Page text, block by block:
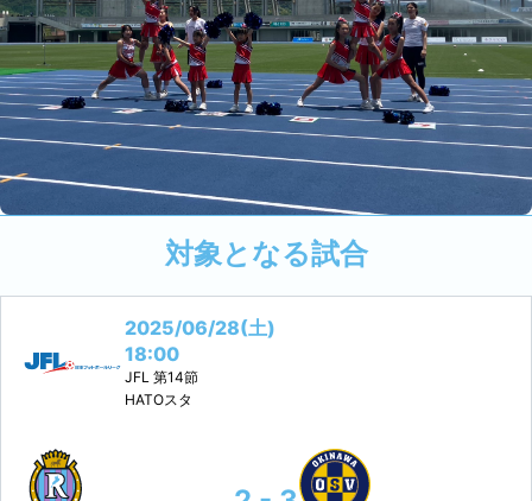
対象となる試合
2025/06/28(土)
18:00
JFL 第14節
HATOスタ